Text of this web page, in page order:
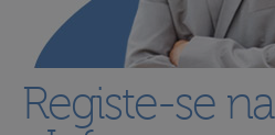
Registe-se na